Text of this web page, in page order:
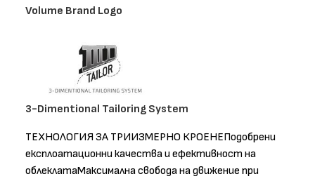
Volume Brand Logo
3-Dimentional Tailoring System
ТЕХНОЛОГИЯ ЗА ТРИИЗМЕРНО КРОЕНЕПодобрени
експлоатационни качества и ефективност на
облеклатаМаксимална свобода на движение при